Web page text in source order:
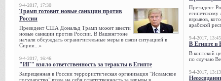
9-4-2017, 17:30
Трамп готовит новые санкции против
России
Президент США Дональд Трамп может ввести
новые санкции против России. В Вашингтоне
начали обсуждать ограничительные меры в связи ситуацией в
Сирии...»
9-4-2017, 16:46
"ИГ" взяло ответственность за теракты в Египте
Запрещенная в России террористическая организация "Исламское
государство" взяла на себя ответственность за взрывы в
Президент
египетскому
взрывов,
арабской
9-4-2017, 13:45
В Египте в
В коптской
по случаю
9-4-2017, 13:13